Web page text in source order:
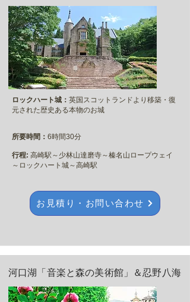
ロックハート城： 英国スコットランドより移築・復
元された歴史ある本物のお城
所要時間： 6時間30分
行程: 高崎駅～少林山達磨寺～榛名山ロープウェイ
～ロックハート城～高崎駅
お見積り・お問い合わせ
河口湖「音楽と森の美術館」＆忍野八海